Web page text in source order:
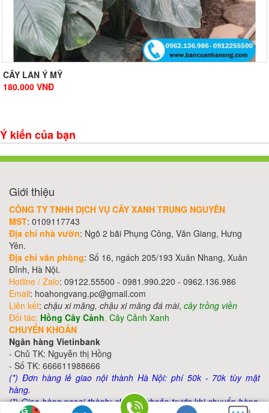
CÂY LAN Ý MỸ
180.000 VNĐ
Ý kiến của bạn
Giới thiệu
CÔNG TY TNHH DỊCH VỤ CÂY XANH TRUNG NGUYÊN
MST: 0109117743
Địa chỉ nhà vườn: Ngõ 2 bãi Phụng Công, Văn Giang, Hưng
Yên.
Địa chỉ văn phòng: Số 16, ngách 205/193 Xuân Nhang, Xuân
Đỉnh, Hà Nội.
Hotline / Zalo: 09122.55500 - 0981.990.220 - 0962.136.986
Email: hoahongvang.pc@gmail.com
Liên kết: chậu xi măng, chậu xi măng đá mài, cây trồng viền
Đối tác: Hồng Cây Cảnh, Cây Cảnh Xanh
CHUYỂN KHOẢN
Ngân hàng Vietinbank
- Chủ TK: Nguyễn thị Hồng
- Số TK: 666611988666
(*) Đơn hàng lẻ giao nội thành Hà Nội: phí 50k - 70k tùy mặt
hàng.
(*) Giao hàng ngoại thành: chuyển khoản trước khi chuyển hàng,